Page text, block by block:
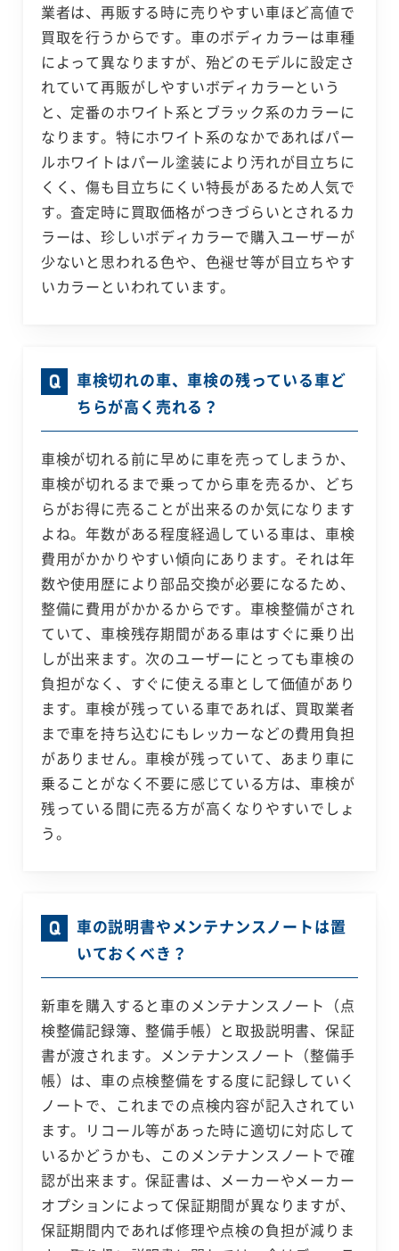
業者は、再販する時に売りやすい車ほど高値で
買取を行うからです。車のボディカラーは車種
によって異なりますが、殆どのモデルに設定さ
れていて再販がしやすいボディカラーという
と、定番のホワイト系とブラック系のカラーに
なります。特にホワイト系のなかであればパー
ルホワイトはパール塗装により汚れが目立ちに
くく、傷も目立ちにくい特長があるため人気で
す。査定時に買取価格がつきづらいとされるカ
ラーは、珍しいボディカラーで購入ユーザーが
少ないと思われる色や、色褪せ等が目立ちやす
いカラーといわれています。
車検切れの車、車検の残っている車ど
ちらが高く売れる？
車検が切れる前に早めに車を売ってしまうか、
車検が切れるまで乗ってから車を売るか、どち
らがお得に売ることが出来るのか気になります
よね。年数がある程度経過している車は、車検
費用がかかりやすい傾向にあります。それは年
数や使用歴により部品交換が必要になるため、
整備に費用がかかるからです。車検整備がされ
ていて、車検残存期間がある車はすぐに乗り出
しが出来ます。次のユーザーにとっても車検の
負担がなく、すぐに使える車として価値があり
ます。車検が残っている車であれば、買取業者
まで車を持ち込むにもレッカーなどの費用負担
がありません。車検が残っていて、あまり車に
乗ることがなく不要に感じている方は、車検が
残っている間に売る方が高くなりやすいでしょ
う。
車の説明書やメンテナンスノートは置
いておくべき？
新車を購入すると車のメンテナンスノート（点
検整備記録簿、整備手帳）と取扱説明書、保証
書が渡されます。メンテナンスノート（整備手
帳）は、車の点検整備をする度に記録していく
ノートで、これまでの点検内容が記入されてい
ます。リコール等があった時に適切に対応して
いるかどうかも、このメンテナンスノートで確
認が出来ます。保証書は、メーカーやメーカー
オプションによって保証期間が異なりますが、
保証期間内であれば修理や点検の負担が減りま